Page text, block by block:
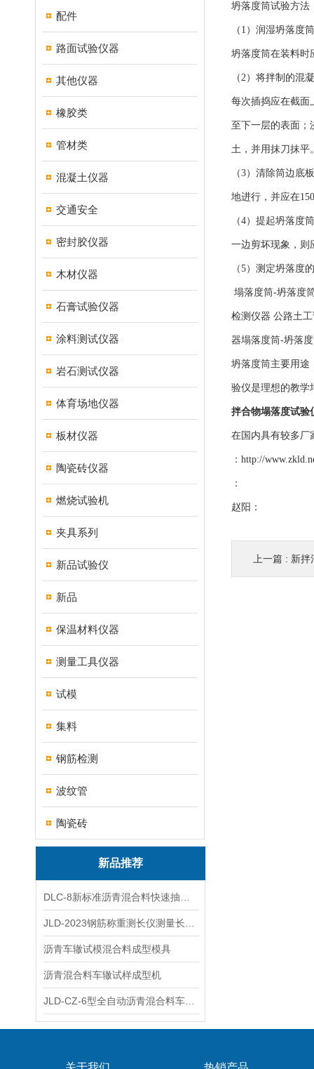
配件
路面试验仪器
其他仪器
橡胶类
管材类
混凝土仪器
交通安全
密封胶仪器
木材仪器
石膏试验仪器
涂料测试仪器
岩石测试仪器
体育场地仪器
板材仪器
陶瓷砖仪器
燃烧试验机
夹具系列
新品试验仪
新品
保温材料仪器
测量工具仪器
试模
集料
钢筋检测
波纹管
陶瓷砖
新品推荐
沥青车辙试模混合料成型模具
沥青混合料车辙试样成型机
坍落度筒试验方法
（1）润湿坍落度
坍落度筒在装料时
（2）将拌制的混
每次插捣应在截面
至下一层的表面；
土，并用抹刀抹平
（3）清除筒边底
地进行，并应在
（4）提起坍落度
一边剪坏现象，则
（5）测定坍落度
塌落度筒-坍落度
检测仪器 公路土
器塌落度筒-坍落
坍落度筒主要用途
验仪是理想的教学
拌合物塌落度试验
在国内具有较多厂
： http://
：
赵阳：
上一篇 : 新拌